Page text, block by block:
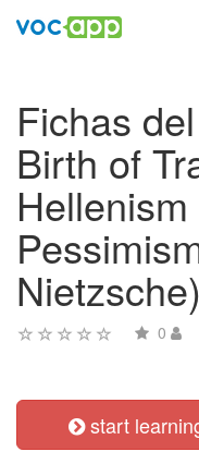
Fichas
Birth of
Nietzsche)
0
start